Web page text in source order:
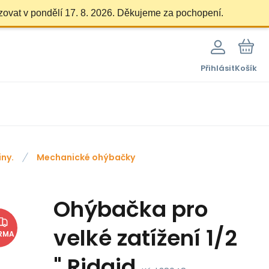
v pondělí 17. 8. 2026. Děkujeme za pochopení.
PřihlásitKošík
Mechanické ohýbačky
Ohýbačka pro
velké zatížení 1/2